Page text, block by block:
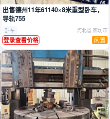
推广
出售德州11年61140×8米重型卧车，
导轨755
卧车 河北省-廊坊市
登录查看价格 闲置